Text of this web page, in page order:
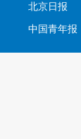
北京日报
中国青年报